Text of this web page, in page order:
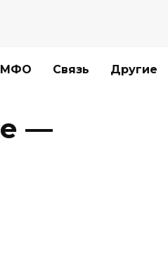
МФО Связь Другие
—